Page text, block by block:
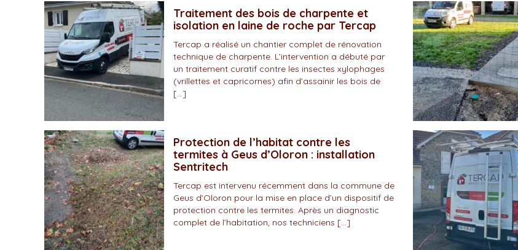
Traitement des bois de charpente et
isolation en laine de roche par Tercap
Tercap a réalisé un chantier complet de rénovation
technique de charpente. L’intervention a débuté par
un traitement curatif contre les insectes xylophages
(vrillettes et capricornes) afin d’assainir les bois de
[…]
Protection de l’habitat contre les
termites à Geus d’Oloron : installation
Sentritech
Tercap est intervenu récemment dans la commune de
Geus d’Oloron pour la mise en place d’un dispositif de
protection contre les termites. Après un diagnostic
complet de l’habitation, nos techniciens […]